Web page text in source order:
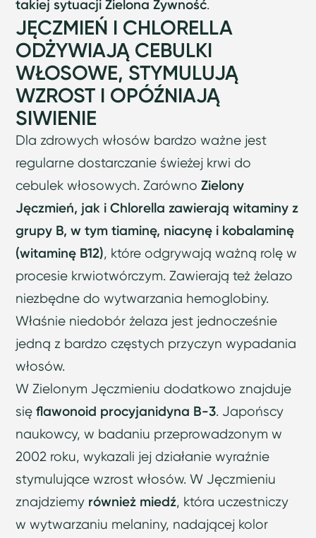
takiej sytuacji Zielona Żywność.
JĘCZMIEŃ I CHLORELLA
ODŻYWIAJĄ CEBULKI
WŁOSOWE, STYMULUJĄ
WZROST I OPÓŹNIAJĄ
SIWIENIE
Dla zdrowych włosów bardzo ważne jest
regularne dostarczanie świeżej krwi do
cebulek włosowych. ZarównoZielony
Jęczmień, jak i Chlorella zawierają witaminy z
grupy B, w tym tiaminę, niacynę i kobalaminę
(witaminę B12), które odgrywają ważną rolę w
procesie krwiotwórczym. Zawierają też żelazo
niezbędne do wytwarzania hemoglobiny.
Właśnie niedobór żelaza jest jednocześnie
jedną z bardzo częstych przyczyn wypadania
włosów.
W Zielonym Jęczmieniu dodatkowo znajduje
sięflawonoid procyjanidyna B-3. Japońscy
naukowcy, w badaniu przeprowadzonym w
2002 roku, wykazali jej działanie wyraźnie
stymulujące wzrost włosów. W Jęczmieniu
znajdziemy również miedź, która uczestniczy
w wytwarzaniu melaniny, nadającej kolor